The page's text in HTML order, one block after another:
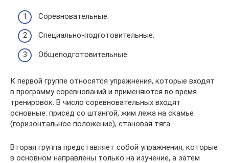
Соревновательные.
Специально-подготовительные.
Общеподготовительные.
К первой группе относятся упражнения, которые входят
в программу соревнований и применяются во время
тренировок. В число соревновательных входят
основные: присед со штангой, жим лежа на скамье
(горизонтальное положение), становая тяга.
Вторая группа представляет собой упражнения, которые
в основном направлены только на изучение, а затем